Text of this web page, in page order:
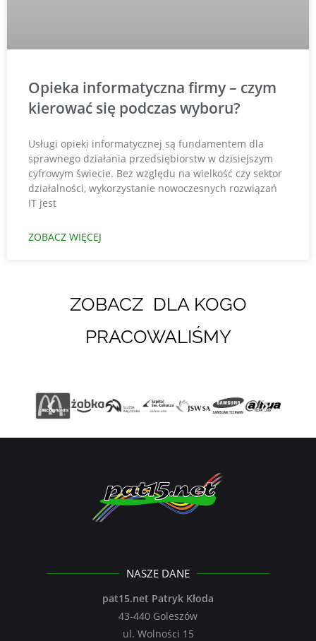
Opieka informatyczna firmy – czym
kierować się podczas wyboru?
Usługi opieki informatycznej są fundamentem dla
sprawnego działania przedsiębiorstw w dzisiejszym
cyfrowym świecie. Bez względu na wielkość czy sektor
działalności, wykorzystanie nowoczesnych rozwiązań
IT jest
ZOBACZ WIĘCEJ
ZOBACZ DLA KOGO
PRACOWALIŚMY
NASZE DANE
pat15.net Patryk Kłoda
43-440 Goleszów
ul. Wolności 15